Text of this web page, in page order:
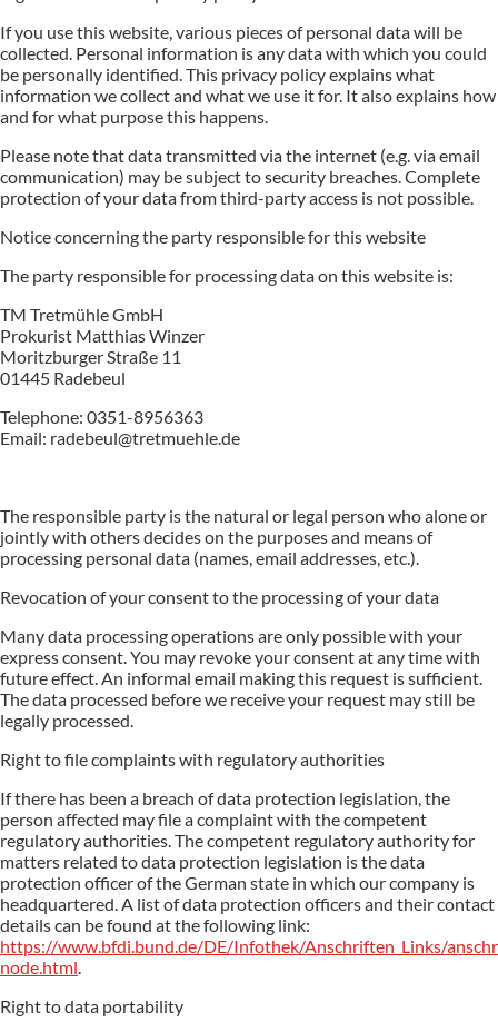
If you use this website, various pieces of personal data will be
collected. Personal information is any data with which you could
be personally identified. This privacy policy explains what
information we collect and what we use it for. It also explains how
and for what purpose this happens.
Please note that data transmitted via the internet (e.g. via email
communication) may be subject to security breaches. Complete
protection of your data from third-party access is not possible.
Notice concerning the party responsible for this website
The party responsible for processing data on this website is:
TM Tretmühle GmbH
Prokurist Matthias Winzer
Moritzburger Straße 11
01445 Radebeul
Telephone: 0351-8956363
Email: radebeul@tretmuehle.de
The responsible party is the natural or legal person who alone or
jointly with others decides on the purposes and means of
processing personal data (names, email addresses, etc.).
Revocation of your consent to the processing of your data
Many data processing operations are only possible with your
express consent. You may revoke your consent at any time with
future effect. An informal email making this request is sufficient.
The data processed before we receive your request may still be
legally processed.
Right to file complaints with regulatory authorities
If there has been a breach of data protection legislation, the
person affected may file a complaint with the competent
regulatory authorities. The competent regulatory authority for
matters related to data protection legislation is the data
protection officer of the German state in which our company is
headquartered. A list of data protection officers and their contact
details can be found at the following link:
https://www.bfdi.bund.de/DE/Infothek/Anschriften_Links/
node.html
Right to data portability